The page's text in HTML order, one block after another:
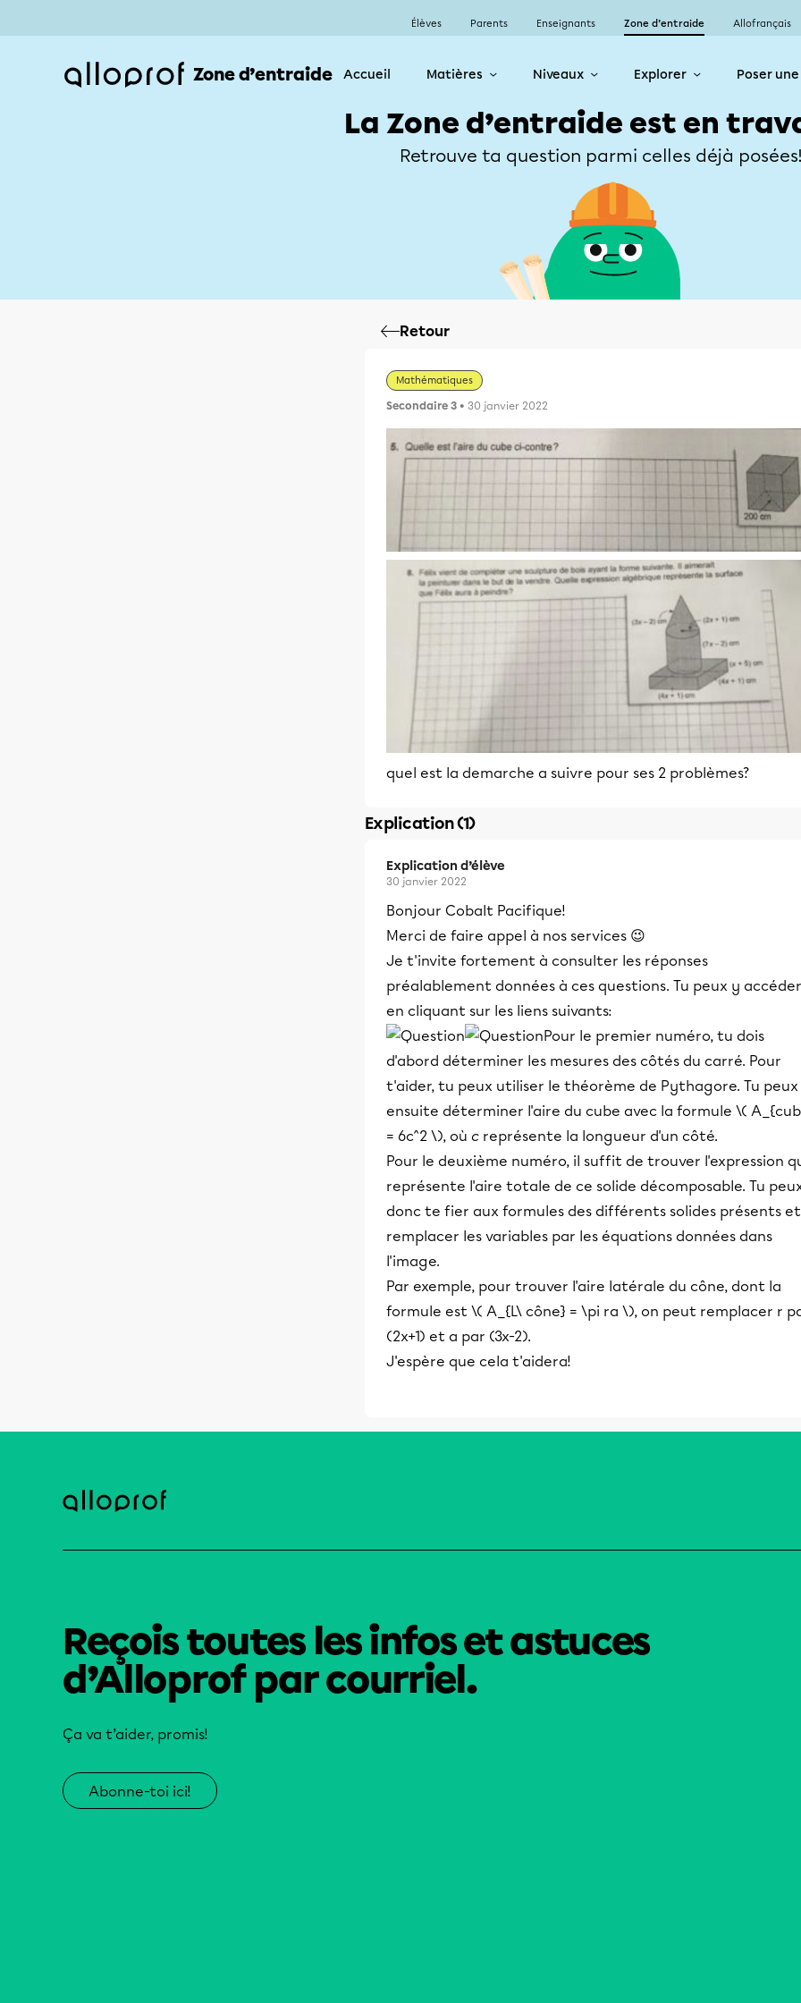
Élèves Parents Enseignants Zone d’entraide Allofrançais
Zone d’entraide Accueil Matières Niveaux Explorer Poser
La Zone d’entraide est en
Retrouve ta question parmi celles déjà
Retour
Mathématiques
Secondaire 3 • 30 janvier 2022
quel est la demarche a suivre pour ses 2 problèmes?
Explication (1)
Explication d’élève
30 janvier 2022
Bonjour Cobalt Pacifique!
Merci de faire appel à nos services 😉
Je t'invite fortement à consulter les réponses
préalablement données à ces questions. Tu peux y accéder
en cliquant sur les liens suivants:
Pour le premier numéro, tu dois
d'abord déterminer les mesures des côtés du carré. Pour
t'aider, tu peux utiliser le théorème de Pythagore. Tu peux
ensuite déterminer l'aire du cube avec la formule \(
= 6c^2 \), où c représente la longueur d'un côté.
Pour le deuxième numéro, il suffit de trouver l'expression
représente l'aire totale de ce solide décomposable. Tu
donc te fier aux formules des différents solides présents et
remplacer les variables par les équations données dans
l'image.
Par exemple, pour trouver l'aire latérale du cône, dont la
formule est \( A_{L\ cône} = \pi ra \), on peut remplacer r
(2x+1) et a par (3x-2).
J'espère que cela t'aidera!
Reçois toutes les infos et astuces
d’Alloprof par courriel.
Ça va t’aider, promis!
Abonne-toi ici!